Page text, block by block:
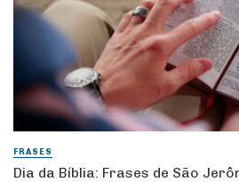
FRASES
Dia da Bíblia: Frases de São